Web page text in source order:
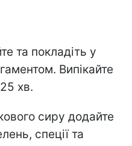
та покладіть у
Випікайте
хв.
сиру додайте
спеції та